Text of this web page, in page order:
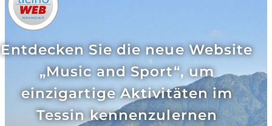
Entdecken Sie die neue Website
„Music and Sport“, um
einzigartige Aktivitäten im
Tessin kennenzulernen